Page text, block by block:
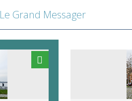
Le Grand Messager